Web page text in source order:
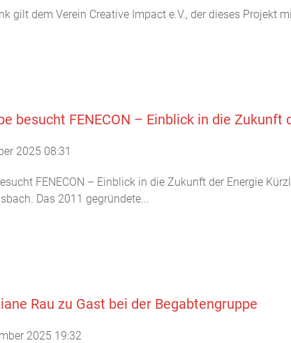
gilt dem Verein Creative Impact e.V., der dieses Projekt
besucht FENECON – Einblick in die Zukunft
2025 08:31
FENECON – Einblick in die Zukunft der Energie
Das 2011 gegründete...
Rau zu Gast bei der Begabtengruppe
2025 19:32